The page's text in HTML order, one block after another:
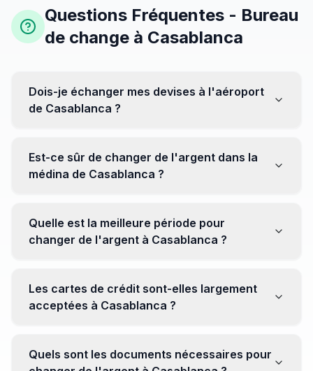
Questions Fréquentes - Bureau
de change à Casablanca
Dois-je échanger mes devises à l'aéroport
de Casablanca ?
être moins avantageux. Orientez-vous plutôt vers les
bureaux de change en ville pour obtenir de meilleurs
Est-ce sûr de changer de l'argent dans la
médina de Casablanca ?
établissements réputés pour éviter les surprises.
Quelle est la meilleure période pour
changer de l'argent à Casablanca ?
soyez attentif aux fluctuations pour maximiser la valeur
de vos devises.
Les cartes de crédit sont-elles largement
acceptées à Casablanca ?
Cependant, avoir un peu de monnaie locale peut être
Quels sont les documents nécessaires pour